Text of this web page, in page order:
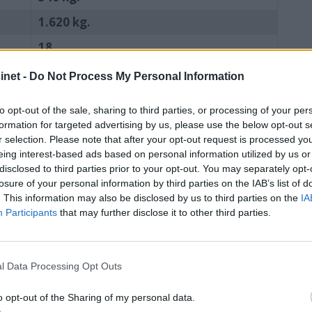
- Do Not Process My Personal Information
opt-out of the sale, sharing to third parties, or processing of your
for targeted advertising by us, please use the below opt-out
selection. Please note that after your opt-out request is processed
interest-based ads based on personal information utilized by us
to third parties prior to your opt-out. You may separately
of your personal information by third parties on the IAB’s list of
This information may also be disclosed by us to third parties on the
Participants that may further disclose it to other third parties.
Data Processing Opt Outs
opt-out of the Sharing of my personal data.
1.620 kg.
18
5
ca. 100.000 kroner inkl. moms
ca. 150.000 kroner inkl. moms
Importør:Aqua-Teknikk AS, boks 524,
1411 Kolbotn. Tlf: 66 80 91 81
BÅTER ZODIAC